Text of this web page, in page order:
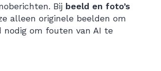
Bij beeld en foto’s
alleen originele beelden om
om fouten van AI te